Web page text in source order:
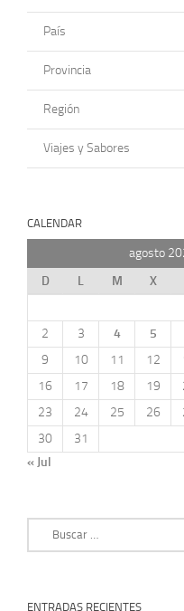
País
Provincia
Región
Viajes y Sabores
CALENDAR
agosto
D
L M X
2
3 4 5
9
10 11 12
16
17 18 19
23
24 25 26
30
31
« Jul
ENTRADAS RECIENTES